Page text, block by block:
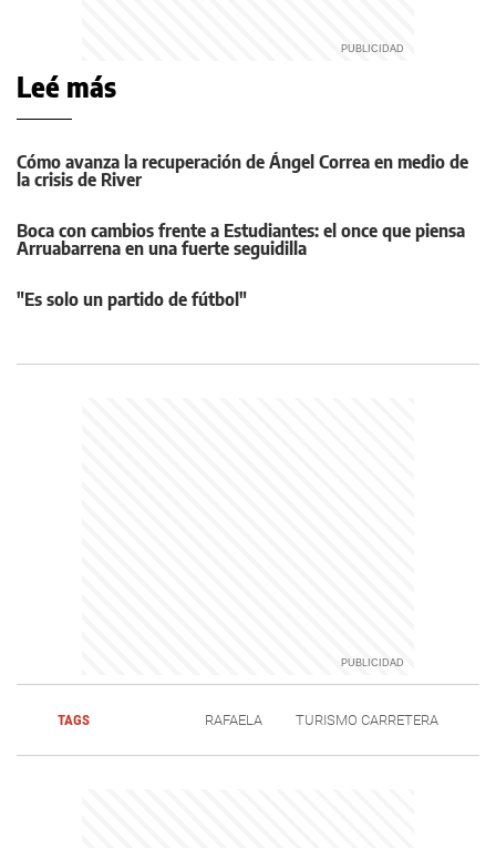
Leé más
Cómo avanza la recuperación de Ángel Correa en medio de
la crisis de River
Boca con cambios frente a Estudiantes: el once que piensa
Arruabarrena en una fuerte seguidilla
"Es solo un partido de fútbol"
TAGS RAFAELA TURISMO CARRETERA